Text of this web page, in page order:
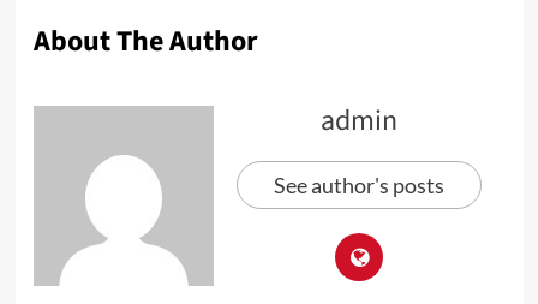
About The Author
admin
See author's posts